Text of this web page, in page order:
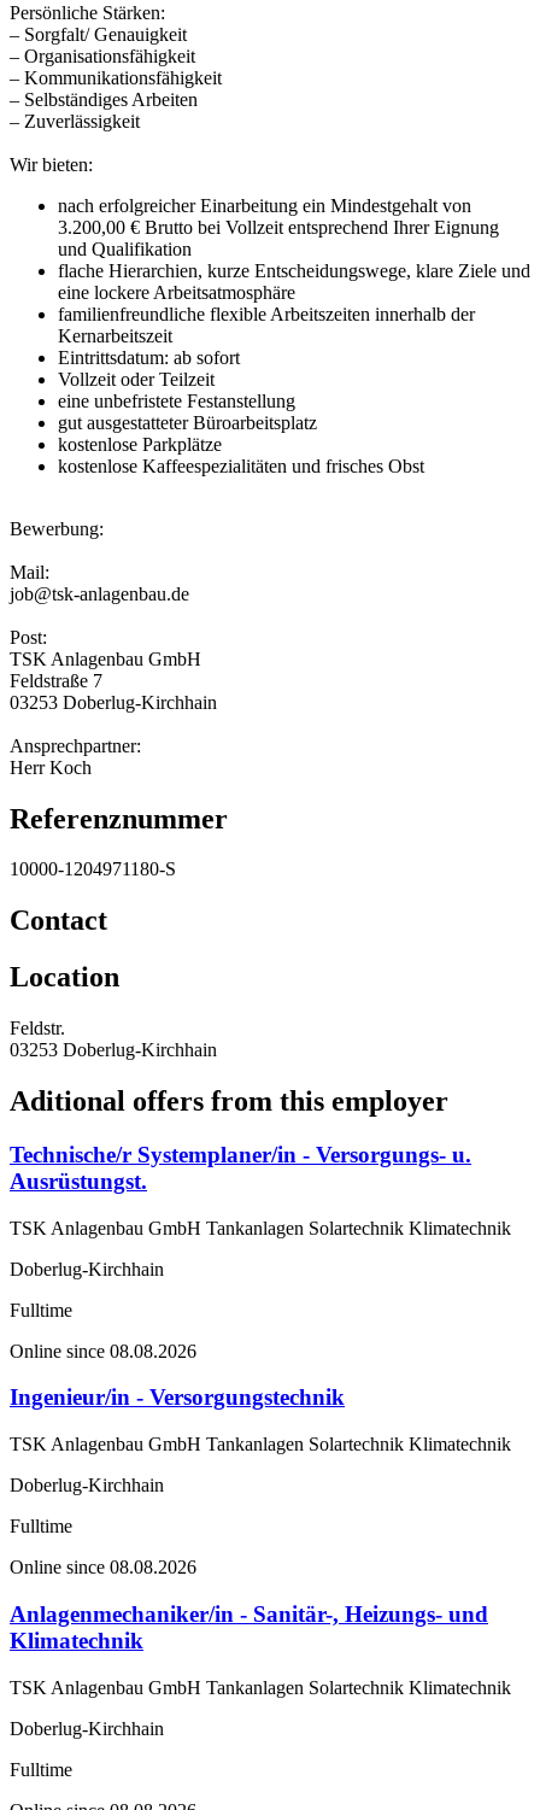
Persönliche Stärken:
– Sorgfalt/ Genauigkeit
– Organisationsfähigkeit
– Kommunikationsfähigkeit
– Selbständiges Arbeiten
– Zuverlässigkeit
Wir bieten:
nach erfolgreicher Einarbeitung ein Mindestgehalt von
3.200,00 € Brutto bei Vollzeit entsprechend Ihrer Eignung
und Qualifikation
flache Hierarchien, kurze Entscheidungswege, klare Ziele und
eine lockere Arbeitsatmosphäre
familienfreundliche flexible Arbeitszeiten innerhalb der
Kernarbeitszeit
Eintrittsdatum: ab sofort
Vollzeit oder Teilzeit
eine unbefristete Festanstellung
gut ausgestatteter Büroarbeitsplatz
kostenlose Parkplätze
kostenlose Kaffeespezialitäten und frisches Obst
Bewerbung:
Mail:
job@tsk-anlagenbau.de
Post:
TSK Anlagenbau GmbH
Feldstraße 7
03253 Doberlug-Kirchhain
Ansprechpartner:
Herr Koch
Referenznummer
10000-1204971180-S
Contact
Location
Feldstr.
03253 Doberlug-Kirchhain
Aditional offers from this employer
Technische/r Systemplaner/in - Versorgungs- u.
Ausrüstungst.
TSK Anlagenbau GmbH Tankanlagen Solartechnik Klimatechnik
Doberlug-Kirchhain
Fulltime
Online since 08.08.2026
Ingenieur/in - Versorgungstechnik
TSK Anlagenbau GmbH Tankanlagen Solartechnik Klimatechnik
Doberlug-Kirchhain
Fulltime
Online since 08.08.2026
Anlagenmechaniker/in - Sanitär-, Heizungs- und
Klimatechnik
TSK Anlagenbau GmbH Tankanlagen Solartechnik Klimatechnik
Doberlug-Kirchhain
Fulltime